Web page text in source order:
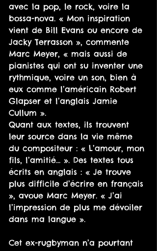
avec la pop, le rock, voire la
bossa-nova. « Mon inspiration
vient de Bill Evans ou encore de
Jacky Terrasson », commente
Marc Meyer, « mais aussi de
pianistes qui ont su inventer une
rythmique, voire un son, bien à
eux comme l’américain Robert
Glapser et l’anglais Jamie
Cullum ».
Quant aux textes, ils trouvent
leur source dans la vie même
du compositeur : « L’amour, mon
fils, l’amitié... ». Des textes tous
écrits en anglais : « Je trouve
plus difficile d’écrire en français
», avoue Marc Meyer. « J’ai
l’impression de plus me dévoiler
dans ma langue ».
Cet ex-rugbyman n’a pourtant